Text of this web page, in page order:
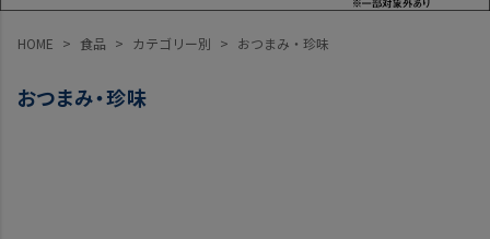
HOME 食品 カテゴリー別 おつまみ・珍味
おつまみ・珍味